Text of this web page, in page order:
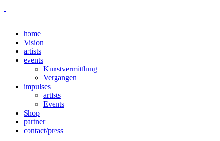
home
Vision
artists
events
Kunstvermittlung
Vergangen
impulses
artists
Events
Shop
partner
contact/press